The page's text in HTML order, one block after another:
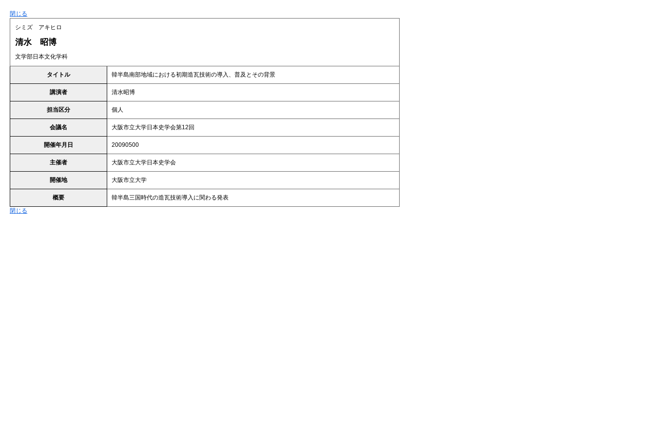
閉じる
シミズ アキヒロ
清水 昭博
文学部日本文化学科
タイトル 韓半島南部地域における初期造瓦技術の導入、普及とその背景
講演者 清水昭博
担当区分 個人
会議名 大阪市立大学日本史学会第12回
開催年月日 20090500
主催者 大阪市立大学日本史学会
開催地 大阪市立大学
概要
韓半島三国時代の造瓦技術導入に関わる発表
閉じる